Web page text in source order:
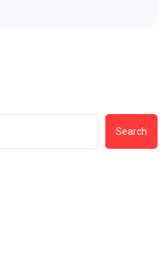
Search